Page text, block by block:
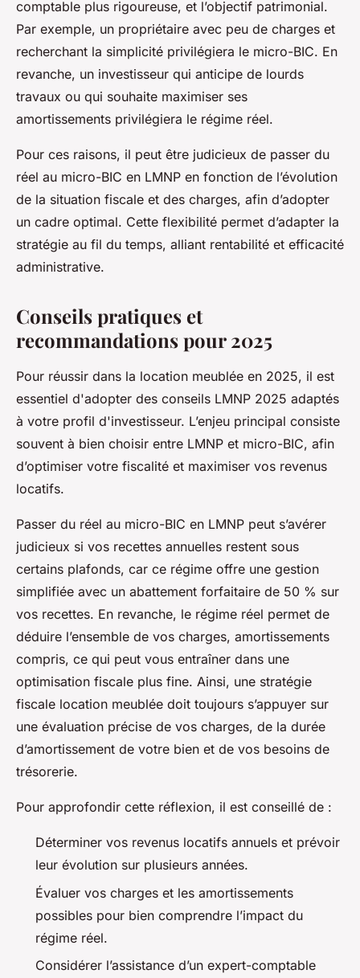
comptable plus rigoureuse, et l’objectif patrimonial.
Par exemple, un propriétaire avec peu de charges et
recherchant la simplicité privilégiera le micro-BIC. En
revanche, un investisseur qui anticipe de lourds
travaux ou qui souhaite maximiser ses
amortissements privilégiera le régime réel.
Pour ces raisons, il peut être judicieux de passer du
réel au micro-BIC en LMNP en fonction de l’évolution
de la situation fiscale et des charges, afin d’adopter
un cadre optimal. Cette flexibilité permet d’adapter la
stratégie au fil du temps, alliant rentabilité et efficacité
administrative.
Conseils pratiques et
recommandations pour 2025
Pour réussir dans la location meublée en 2025, il est
essentiel d'adopter des conseils LMNP 2025 adaptés
à votre profil d'investisseur. L’enjeu principal consiste
souvent à bien choisir entre LMNP et micro-BIC, afin
d’optimiser votre fiscalité et maximiser vos revenus
locatifs.
Passer du réel au micro-BIC en LMNP peut s’avérer
judicieux si vos recettes annuelles restent sous
certains plafonds, car ce régime offre une gestion
simplifiée avec un abattement forfaitaire de 50 % sur
vos recettes. En revanche, le régime réel permet de
déduire l’ensemble de vos charges, amortissements
compris, ce qui peut vous entraîner dans une
optimisation fiscale plus fine. Ainsi, une stratégie
fiscale location meublée doit toujours s’appuyer sur
une évaluation précise de vos charges, de la durée
d’amortissement de votre bien et de vos besoins de
trésorerie.
Pour approfondir cette réflexion, il est conseillé de :
Déterminer vos revenus locatifs annuels et prévoir
leur évolution sur plusieurs années.
Évaluer vos charges et les amortissements
possibles pour bien comprendre l’impact du
régime réel.
Considérer l’assistance d’un expert-comptable